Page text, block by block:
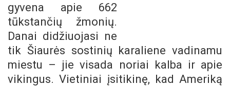
gyvena apie 662
tūkstančių žmonių.
Danai didžiuojasi ne
tik Šiaurės sostinių karaliene vadinamu
miestu – jie visada noriai kalba ir apie
vikingus. Vietiniai įsitikinę, kad Ameriką